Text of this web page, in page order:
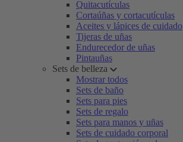
Quitacutículas
Cortaúñas y cortacutículas
Aceites y lápices de cuidado
Tijeras de uñas
Endurecedor de uñas
Pintauñas
Sets de belleza
Mostrar todos
Sets de baño
Sets para pies
Sets de regalo
Sets para manos y uñas
Sets de cuidado corporal